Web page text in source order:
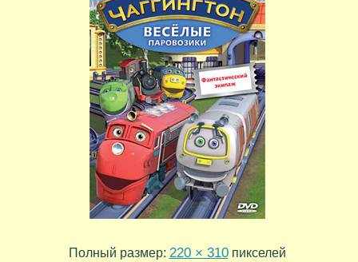
Полный размер: 220 × 310пикселей